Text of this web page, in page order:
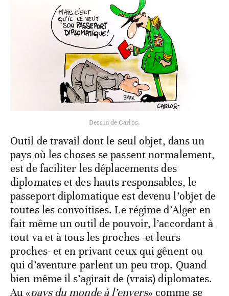
Dessin de Carlos.
Outil de travail dont le seul objet, dans un
pays où les choses se passent normalement,
est de faciliter les déplacements des
diplomates et des hauts responsables, le
passeport diplomatique est devenu l’objet de
toutes les convoitises. Le régime d’Alger en
fait même un outil de pouvoir, l’accordant à
tout va et à tous les proches -et leurs
proches- et en privant ceux qui gênent ou
qui d’aventure parlent un peu trop. Quand
bien même il s’agirait de (vrais) diplomates.
Au «pays du monde à l’envers» comme se